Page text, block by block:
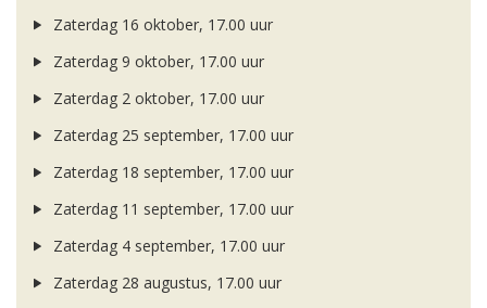
Zaterdag 16 oktober, 17.00 uur
Zaterdag 9 oktober, 17.00 uur
Zaterdag 2 oktober, 17.00 uur
Zaterdag 25 september, 17.00 uur
Zaterdag 18 september, 17.00 uur
Zaterdag 11 september, 17.00 uur
Zaterdag 4 september, 17.00 uur
Zaterdag 28 augustus, 17.00 uur